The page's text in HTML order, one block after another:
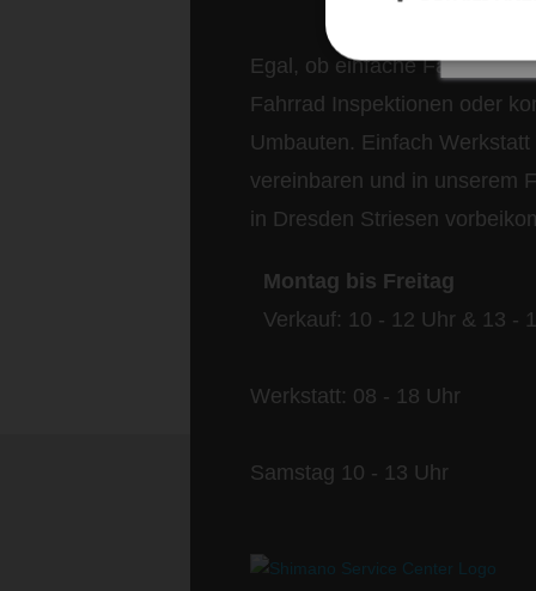
Egal, ob einfache Fahrrad
Fahrrad Inspektionen oder
Umbauten. Einfach Werkstatt
vereinbaren und in unserem
in Dresden Striesen
Montag bis Freitag
Verkauf: 10 - 12 Uhr & 13 -
Werkstatt: 08 - 18 Uhr
Samstag 10 - 13 Uhr